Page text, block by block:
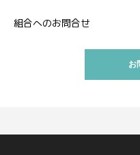
組合へのお問合せ
お